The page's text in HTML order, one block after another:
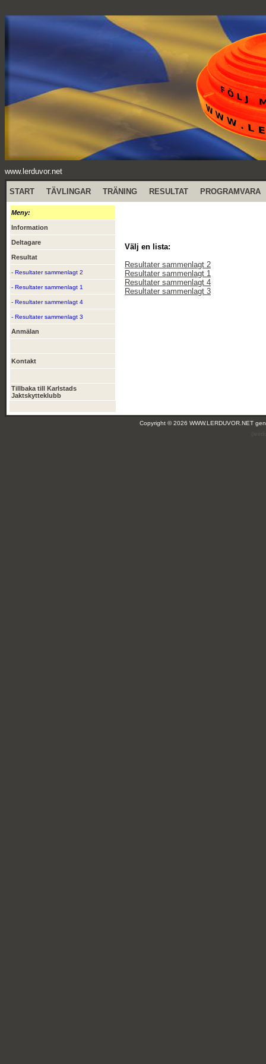
www.lerduvor.net
START TÄVLINGAR TRÄNING RESULTAT PROGRAMVARA
Meny:
Information
Deltagare
Resultat
- Resultater sammenlagt 2
- Resultater sammenlagt 1
- Resultater sammenlagt 4
- Resultater sammenlagt 3
Anmälan
Kontakt
Tillbaka till Karlstads
Jaktskytteklubb
Välj en lista:
Resultater sammenlagt 2
Resultater sammenlagt 1
Resultater sammenlagt 4
Resultater sammenlagt 3
Copyright © 2026 WWW.LERDUVOR.NET